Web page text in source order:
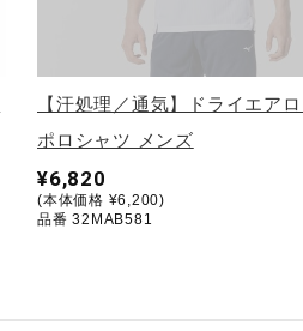
【汗処理／通気】ドライエア
ポロシャツ メンズ
¥6,820
(本体価格 ¥6,200)
品番 32MAB581